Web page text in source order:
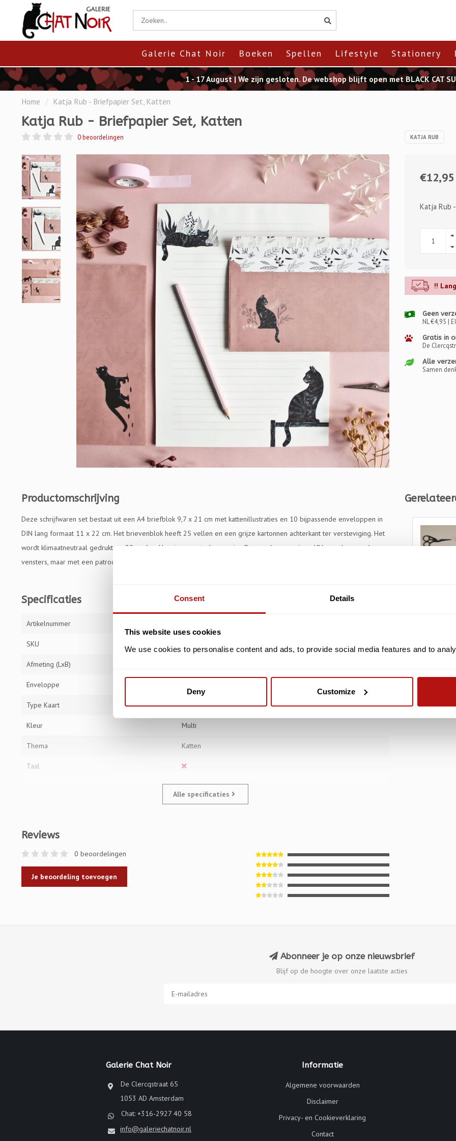
Consent Details
This website uses cookies
We use cookies to personalise content and ads, to provide social media features and to
Deny Customize
Galerie Chat Noir Boeken Spellen Lifestyle Stationery
1 - 17 August | We zijn gesloten. De webshop blijft open met BLACK CAT
Home / Katja Rub - Briefpapier Set, Katten
Katja Rub - Briefpapier Set, Katten
0 beoordelingen KATJA RUB
€12,95
Katja Rub
!!
Geen
NL €4,95 |
Gratis in
De
Alle
Samen
Productomschrijving
Deze schrijfwaren set bestaat uit een A4 briefblok 9,7 x 21 cm met kattenillustraties en 10 bijpassende enveloppen in
DIN lang formaat 11 x 22 cm. Het brievenblok heeft 25 vellen en een grijze kartonnen achterkant ter versteviging. Het
wordt klimaatneutraal gedrukt op 80g crèmekleurig ongestreken papier. De enveloppen zijn zelfklevend en zonder
vensters, maar met een patroon aan de binnenkant.
Specificaties
Artikelnummer
SKU
Afmeting (LxB)
Enveloppe
Type Kaart Briefblok 25 bladzijdes
Kleur Multi
Thema Katten
Taal
Alle specificaties
Reviews
0 beoordelingen
Je beoordeling toevoegen
Katja
Abonneer je op onze nieuwsbrief
Blijf op de hoogte over onze laatste acties
Galerie Chat Noir
De Clercqstraat 65
1053 AD Amsterdam
Chat: +316-2927 40 58
info@galeriechatnoir.nl
Informatie
Algemene voorwaarden
Disclaimer
Privacy- en Cookieverklaring
Contact